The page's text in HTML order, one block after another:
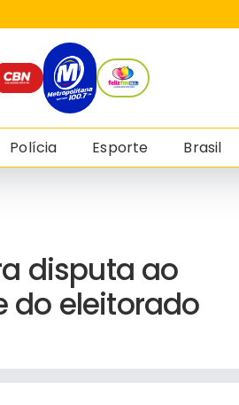
Polícia Esporte Brasil
disputa ao
do eleitorado